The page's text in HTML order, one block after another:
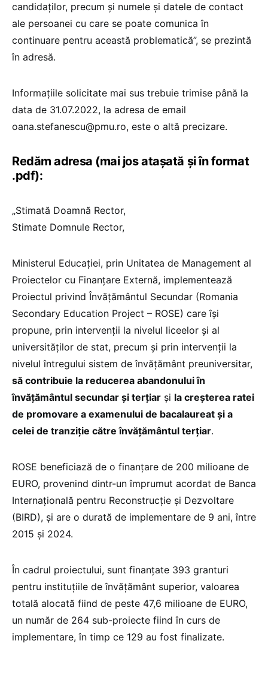
candidaților, precum și numele și datele de contact
ale persoanei cu care se poate comunica în
continuare pentru această problematică”, se prezintă
în adresă.
Informațiile solicitate mai sus trebuie trimise până la
data de 31.07.2022, la adresa de email
oana.stefanescu@pmu.ro, este o altă precizare.
Redăm adresa (mai jos atașată și în format
.pdf):
„Stimată Doamnă Rector,
Stimate Domnule Rector,
Ministerul Educației, prin Unitatea de Management al
Proiectelor cu Finanțare Externă, implementează
Proiectul privind Învățământul Secundar (Romania
Secondary Education Project – ROSE) care își
propune, prin intervenții la nivelul liceelor și al
universităților de stat, precum și prin intervenții la
nivelul întregului sistem de învățământ preuniversitar,
să contribuie la reducerea abandonului în
învățământul secundar și terțiar și la creșterea ratei
de promovare a examenului de bacalaureat și a
celei de tranziție către învățământul terțiar.
ROSE beneficiază de o finanțare de 200 milioane de
EURO, provenind dintr-un împrumut acordat de Banca
Internațională pentru Reconstrucție și Dezvoltare
(BIRD), și are o durată de implementare de 9 ani, între
2015 și 2024.
În cadrul proiectului, sunt finanțate 393 granturi
pentru instituțiile de învățământ superior, valoarea
totală alocată fiind de peste 47,6 milioane de EURO,
un număr de 264 sub-proiecte fiind în curs de
implementare, în timp ce 129 au fost finalizate.